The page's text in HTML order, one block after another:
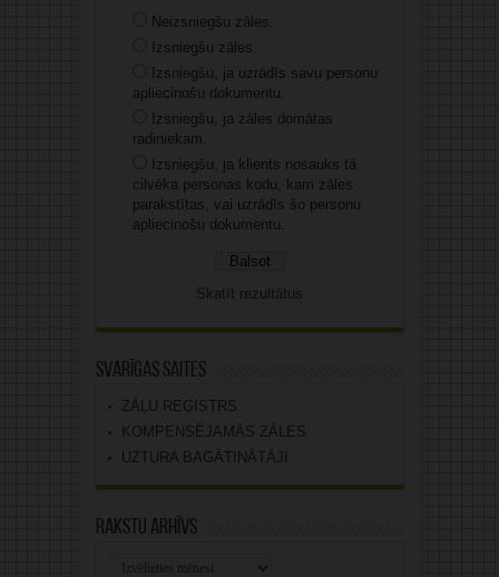
Neizsniegšu zāles.
Izsniegšu zāles.
Izsniegšu, ja uzrādīs savu personu
apliecinošu dokumentu.
Izsniegšu, ja zāles domātas
radiniekam.
Izsniegšu, ja klients nosauks tā
cilvēka personas kodu, kam zāles
parakstītas, vai uzrādīs šo personu
apliecinošu dokumentu.
Skatīt rezultātus
Svarīgas saites
ZĀĻU REĢISTRS
KOMPENSĒJAMĀS ZĀLES
UZTURA BAGĀTINĀTĀJI
Rakstu arhīvs